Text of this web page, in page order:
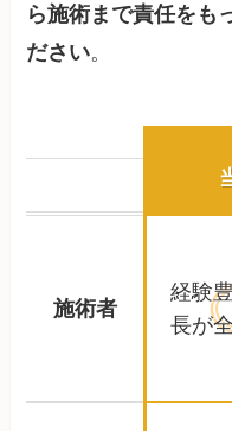
ら施術まで責任をも
ださい。
施術者
経験
長が